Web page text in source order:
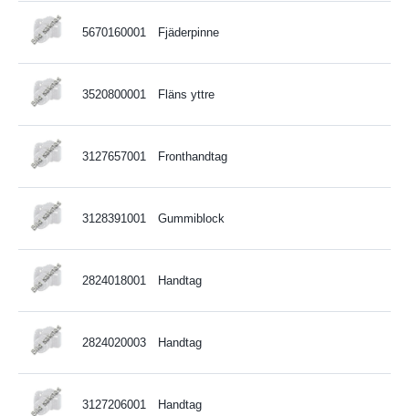
5670160001 Fjäderpinne
3520800001 Fläns yttre
3127657001 Fronthandtag
3128391001 Gummiblock
2824018001 Handtag
2824020003 Handtag
3127206001 Handtag